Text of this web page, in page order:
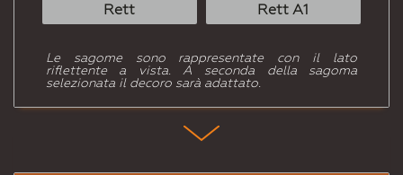
Rett Rett A1
Le sagome sono rappresentate con il lato
riflettente a vista. A seconda della sagoma
selezionata il decoro sarà adattato.